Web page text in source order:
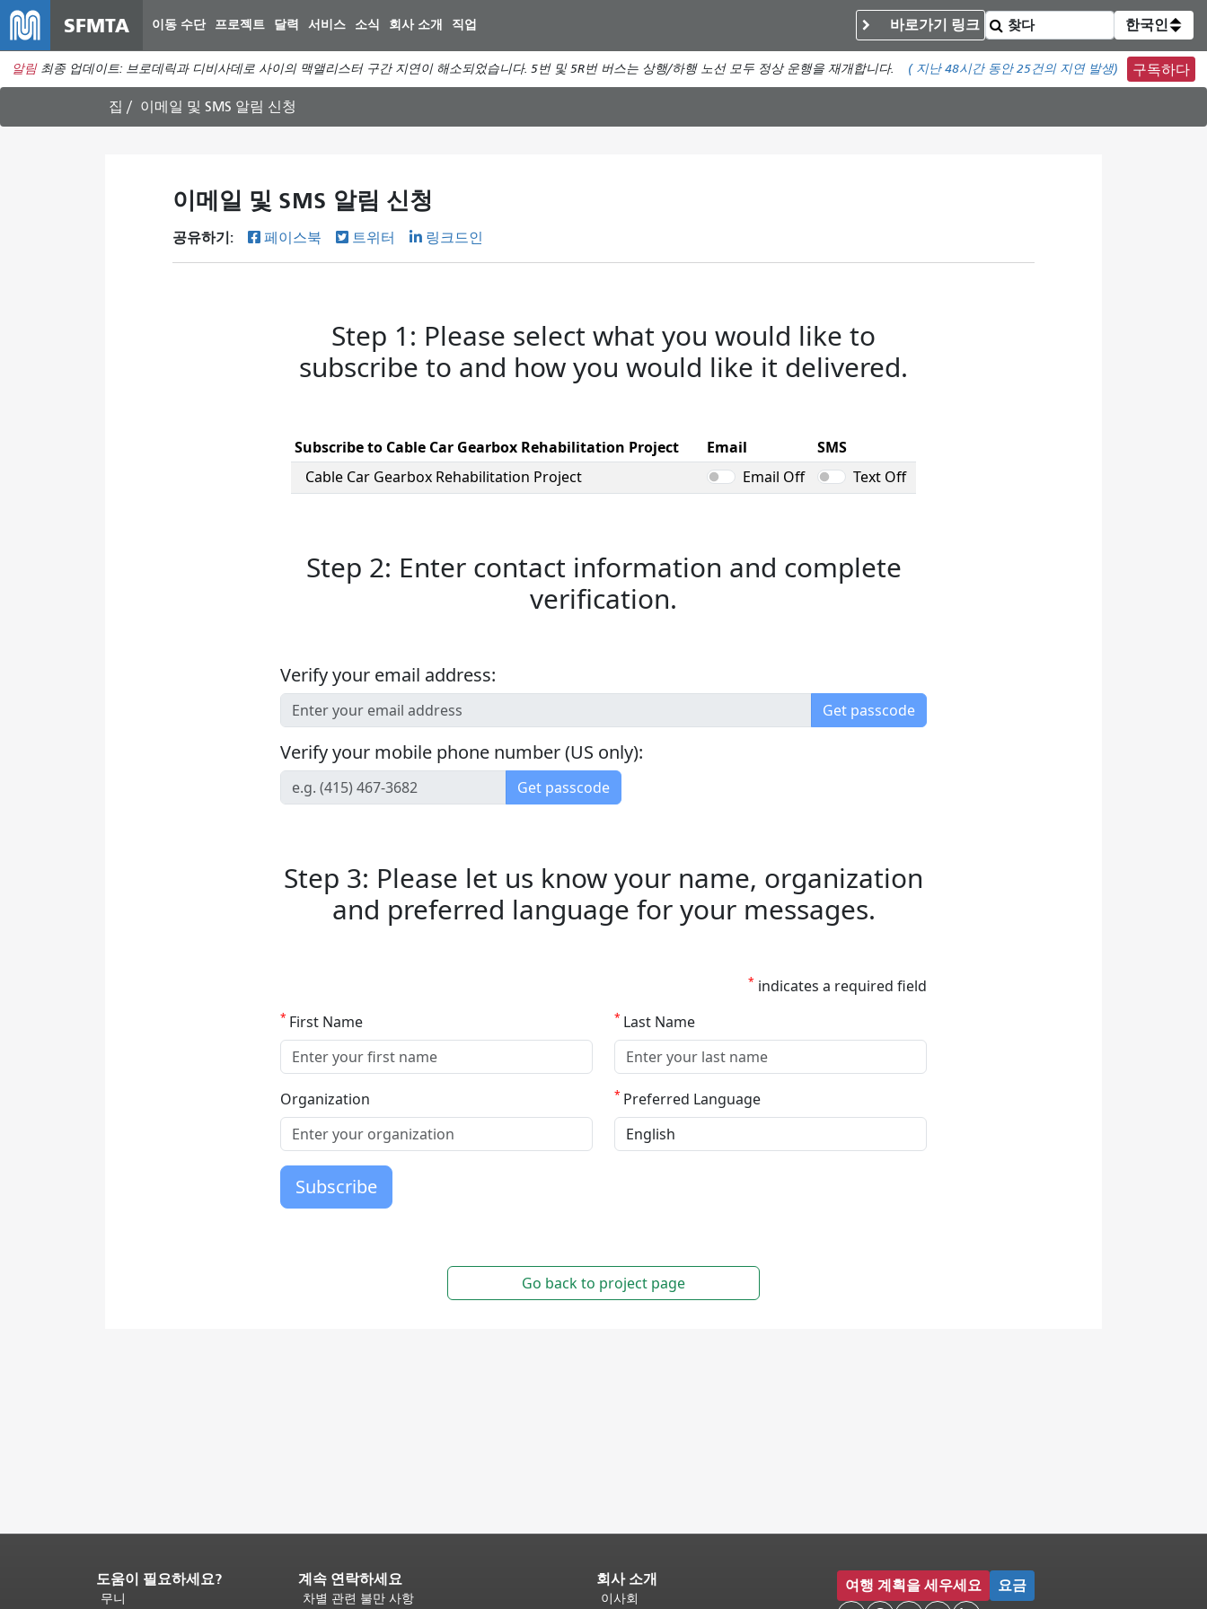
컨
텐
SFMTA 이동 수단 프로젝트 달력 서비스 소식 회사 소개 직업 바로가기 링크 한국인
알림 최종 업데이트: 브로데릭과 디비사데로 사이의 맥앨리스터 구간 지연이 해소되었습니다. 5번 및 5R번 버스는 상행/하행 노선 모두 정상 운행을 재개합니다. ( 지난 48시간 동안25건의 지연 발생) 구독하다
집 이메일 및 SMS 알림 신청
이메일 및 SMS 알림 신청
공유하기: 페이스북 트위터 링크드인
페
이
도움이 필요하세요?
무니
계속 연락하세요
차별 관련 불만 사항
회사 소개
이사회
여행 계획을 세우세요 요금